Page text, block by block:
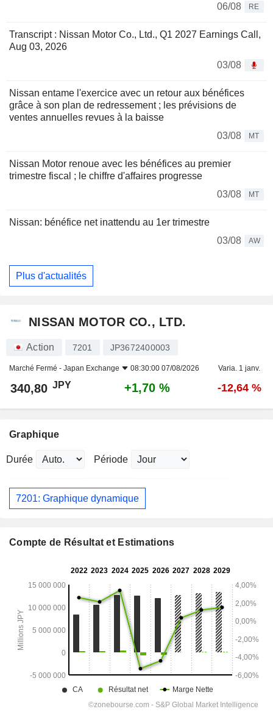
06/08
RE
Transcript : Nissan Motor Co., Ltd., Q1 2027 Earnings Call,
Aug 03, 2026
03/08
Nissan entame l'exercice avec un retour aux bénéfices
grâce à son plan de redressement ; les prévisions de
ventes annuelles revues à la baisse
03/08
MT
Nissan Motor renoue avec les bénéfices au premier
trimestre fiscal ; le chiffre d'affaires progresse
03/08
MT
Nissan: bénéfice net inattendu au 1er trimestre
03/08
AW
Plus d'actualités
NISSAN MOTOR CO., LTD.
Action 7201 JP3672400003
Marché Fermé - Japan Exchange 08:30:00 07/08/2026 Varia. 1 janv.
340,80 JPY +1,70 % -12,64 %
Graphique
Durée Période
7201: Graphique dynamique
Compte de Résultat et Estimations